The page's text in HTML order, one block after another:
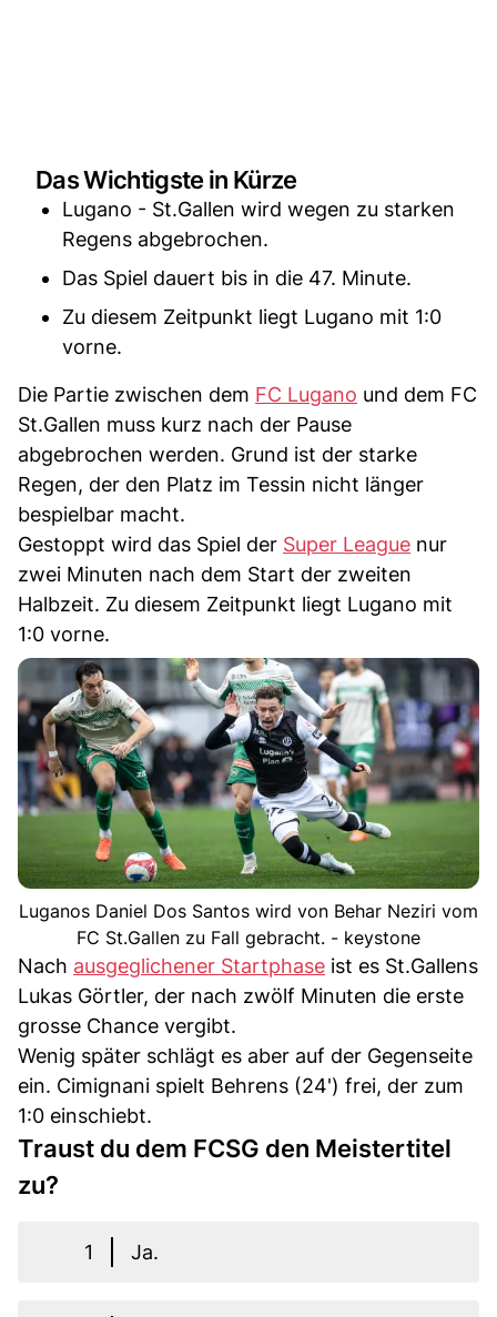
Das Wichtigste in Kürze
Lugano - St.Gallen wird wegen zu starken
Regens abgebrochen.
Das Spiel dauert bis in die 47. Minute.
Zu diesem Zeitpunkt liegt Lugano mit 1:0
vorne.
Die Partie zwischen dem FC Lugano und dem FC
St.Gallen muss kurz nach der Pause
abgebrochen werden. Grund ist der starke
Regen, der den Platz im Tessin nicht länger
bespielbar macht.
Gestoppt wird das Spiel der Super League nur
zwei Minuten nach dem Start der zweiten
Halbzeit. Zu diesem Zeitpunkt liegt Lugano mit
1:0 vorne.
Luganos Daniel Dos Santos wird von Behar Neziri vom
FC St.Gallen zu Fall gebracht. - keystone
Nach ausgeglichener Startphase ist es St.Gallens
Lukas Görtler, der nach zwölf Minuten die erste
grosse Chance vergibt.
Wenig später schlägt es aber auf der Gegenseite
ein. Cimignani spielt Behrens (24') frei, der zum
1:0 einschiebt.
Traust du dem FCSG den Meistertitel
zu?
1 Ja.